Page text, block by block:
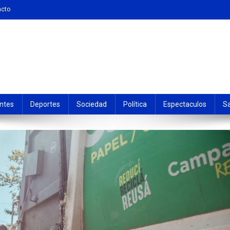
Deportes Sociedad Política Espectaculos